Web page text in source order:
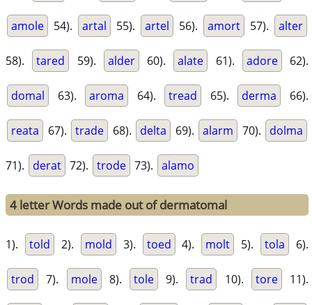
amole 54). artal 55). artel 56). amort 57). alter
58). tared 59). alder 60). alate 61). adore 62).
domal 63). aroma 64). tread 65). derma 66).
reata 67). trade 68). delta 69). alarm 70). dolma
71). derat 72). trode 73). alamo
4 letter Words made out of dermatomal
1). told 2). mold 3). toed 4). molt 5). tola 6).
trod 7). mole 8). tole 9). trad 10). tore 11).